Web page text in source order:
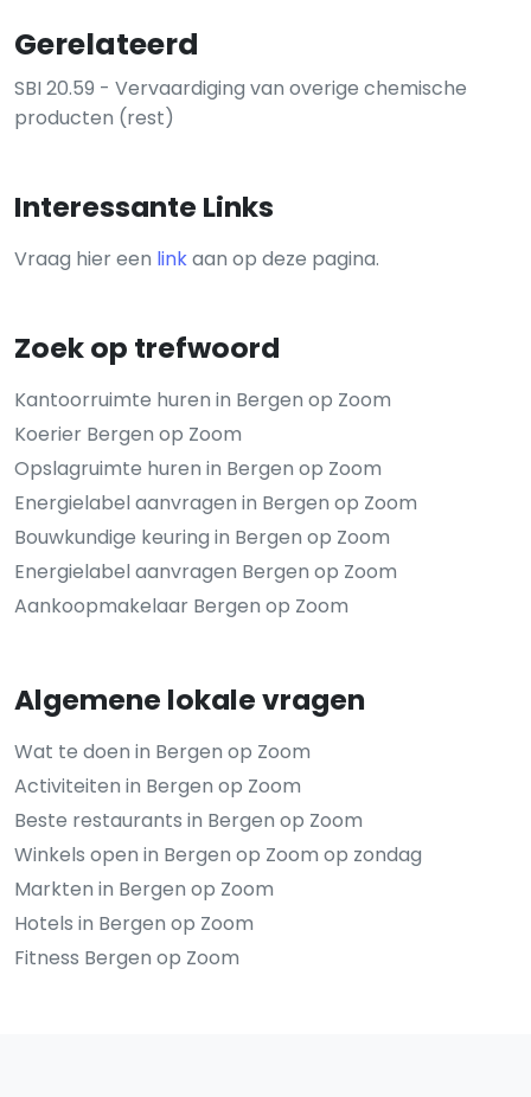
Gerelateerd
SBI 20.59 - Vervaardiging van overige chemische
producten (rest)
Interessante Links
Vraag hier een linkaan op deze pagina.
Zoek op trefwoord
Kantoorruimte huren in Bergen op Zoom
Koerier Bergen op Zoom
Opslagruimte huren in Bergen op Zoom
Energielabel aanvragen in Bergen op Zoom
Bouwkundige keuring in Bergen op Zoom
Energielabel aanvragen Bergen op Zoom
Aankoopmakelaar Bergen op Zoom
Algemene lokale vragen
Wat te doen in Bergen op Zoom
Activiteiten in Bergen op Zoom
Beste restaurants in Bergen op Zoom
Winkels open in Bergen op Zoom op zondag
Markten in Bergen op Zoom
Hotels in Bergen op Zoom
Fitness Bergen op Zoom